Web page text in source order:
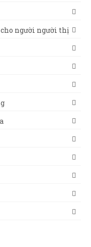
người người thị